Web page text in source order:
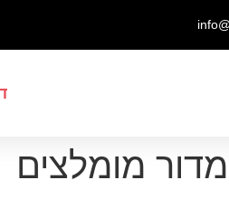
מדור מומלצים